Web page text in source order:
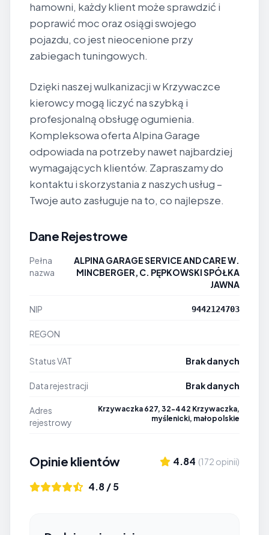
hamowni, każdy klient może sprawdzić i
poprawić moc oraz osiągi swojego
pojazdu, co jest nieocenione przy
zabiegach tuningowych.
Dzięki naszej wulkanizacji w Krzywaczce
kierowcy mogą liczyć na szybką i
profesjonalną obsługę ogumienia.
Kompleksowa oferta Alpina Garage
odpowiada na potrzeby nawet najbardziej
wymagających klientów. Zapraszamy do
kontaktu i skorzystania z naszych usług –
Twoje auto zasługuje na to, co najlepsze.
Dane Rejestrowe
Pełna
nazwa
ALPINA GARAGE SERVICE AND CARE W.
MINCBERGER, C. PĘPKOWSKI SPÓŁKA
JAWNA
NIP 9442124703
REGON
Status VAT Brak danych
Data rejestracji Brak danych
Adres
rejestrowy
Krzywaczka 627, 32-442 Krzywaczka,
myślenicki, małopolskie
Opinie klientów 4.84 (172 opinii)
4.8 / 5